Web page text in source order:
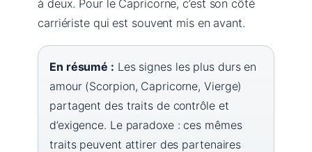
à deux. Pour le Capricorne, c’est son côté
carriériste qui est souvent mis en avant.
En résumé : Les signes les plus durs en
amour (Scorpion, Capricorne, Vierge)
partagent des traits de contrôle et
d’exigence. Le paradoxe : ces mêmes
traits peuvent attirer des partenaires